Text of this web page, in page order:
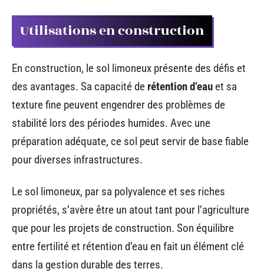
Utilisations en construction
En construction, le sol limoneux présente des défis et
des avantages. Sa capacité de rétention d’eau et sa
texture fine peuvent engendrer des problèmes de
stabilité lors des périodes humides. Avec une
préparation adéquate, ce sol peut servir de base fiable
pour diverses infrastructures.
Le sol limoneux, par sa polyvalence et ses riches
propriétés, s’avère être un atout tant pour l’agriculture
que pour les projets de construction. Son équilibre
entre fertilité et rétention d’eau en fait un élément clé
dans la gestion durable des terres.